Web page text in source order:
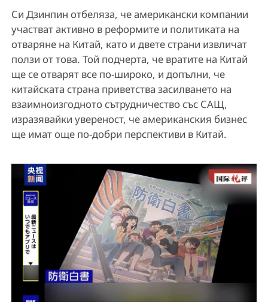
Си Дзинпин отбеляза, че американски компании
участват активно в реформите и политиката на
отваряне на Китай, като и двете страни извличат
ползи от това. Той подчерта, че вратите на Китай
ще се отварят все по-широко, и допълни, че
китайската страна приветства засилването на
взаимноизгодното сътрудничество със САЩ,
изразявайки увереност, че американския бизнес
ще имат още по-добри перспективи в Китай.